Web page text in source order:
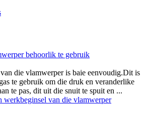
die vlamwerper is baie eenvoudig.Dit is
te gebruik om die druk en veranderlike
te pas, dit uit die snuit te spuit en ...